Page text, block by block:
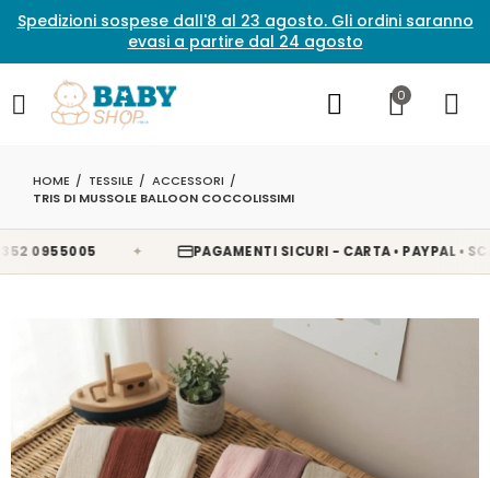
Spedizioni sospese dall'8 al 23 agosto. Gli ordini saranno
evasi a partire dal 24 agosto
0
HOME TESSILE
ACCESSORI
TRIS DI MUSSOLE BALLOON COCCOLISSIMI
0955005 PAGAMENTI SICURI - CARTA • PAYPAL •